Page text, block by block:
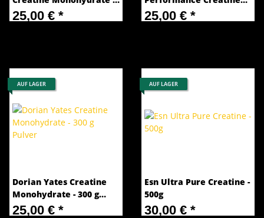
300 g Pulver
25,00 € *
306 g Pulver
25,00 € *
AUF LAGER
Dorian Yates Creatine
Monohydrate - 300 g
Pulver
25,00 € *
AUF LAGER
Esn Ultra Pure Creatine -
500g
30,00 € *